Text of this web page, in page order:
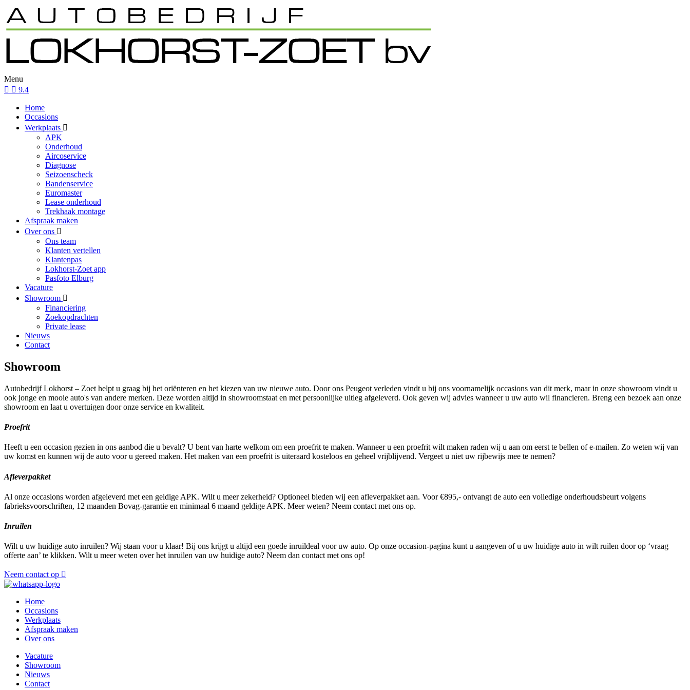
Menu
9.4
Home
Occasions
Werkplaats
APK
Onderhoud
Aircoservice
Diagnose
Seizoenscheck
Bandenservice
Euromaster
Lease onderhoud
Trekhaak montage
Afspraak maken
Over ons
Ons team
Klanten vertellen
Klantenpas
Lokhorst-Zoet app
Pasfoto Elburg
Vacature
Showroom
Financiering
Zoekopdrachten
Private lease
Nieuws
Contact
Showroom
Autobedrijf Lokhorst – Zoet helpt u graag bij het oriënteren en het kiezen van uw nieuwe auto. Door ons Peugeot verleden vindt u bij ons voornamelijk occasions van dit merk, maar in onze showroom vindt u
ook jonge en mooie auto's van andere merken. Deze worden altijd in showroomstaat en met persoonlijke uitleg afgeleverd. Ook geven wij advies wanneer u uw auto wil financieren. Breng een bezoek aan onze
showroom en laat u overtuigen door onze service en kwaliteit.
Proefrit
Heeft u een occasion gezien in ons aanbod die u bevalt? U bent van harte welkom om een proefrit te maken. Wanneer u een proefrit wilt maken raden wij u aan om eerst te bellen of e-mailen. Zo weten wij van
uw komst en kunnen wij de auto voor u gereed maken. Het maken van een proefrit is uiteraard kosteloos en geheel vrijblijvend. Vergeet u niet uw rijbewijs mee te nemen?
Afleverpakket
Al onze occasions worden afgeleverd met een geldige APK. Wilt u meer zekerheid? Optioneel bieden wij een afleverpakket aan. Voor €895,- ontvangt de auto een volledige onderhoudsbeurt volgens
fabrieksvoorschriften, 12 maanden Bovag-garantie en minimaal 6 maand geldige APK. Meer weten? Neem contact met ons op.
Inruilen
Wilt u uw huidige auto inruilen? Wij staan voor u klaar! Bij ons krijgt u altijd een goede inruildeal voor uw auto. Op onze occasion-pagina kunt u aangeven of u uw huidige auto in wilt ruilen door op ‘vraag
offerte aan’ te klikken. Wilt u meer weten over het inruilen van uw huidige auto? Neem dan contact met ons op!
Neem contact op
Home
Occasions
Werkplaats
Afspraak maken
Over ons
Vacature
Showroom
Nieuws
Contact